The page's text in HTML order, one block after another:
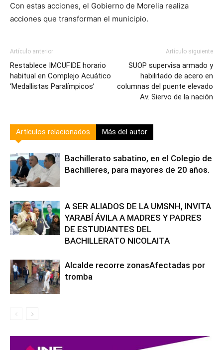
Con estas acciones, el Gobierno de Morelia realiza
acciones que transforman el municipio.
Artículo anterior
Restablece IMCUFIDE horario
habitual en Complejo Acuático
‘Medallistas Paralímpicos’
Artículo siguiente
SUOP supervisa armado y
habilitado de acero en
columnas del puente elevado
Av. Siervo de la nación
Artículos relacionados Más del autor
Bachillerato sabatino, en el Colegio de
Bachilleres, para mayores de 20 años.
A SER ALIADOS DE LA UMSNH, INVITA
YARABÍ ÁVILA A MADRES Y PADRES
DE ESTUDIANTES DEL
BACHILLERATO NICOLAITA
Alcalde recorre zonasAfectadas por
tromba